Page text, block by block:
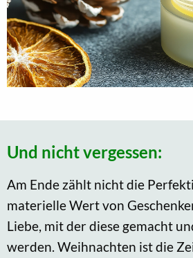
Und nicht vergessen:
Am Ende zählt nicht die
materielle Wert von
Liebe, mit der diese gemacht
werden. Weihnachten ist die